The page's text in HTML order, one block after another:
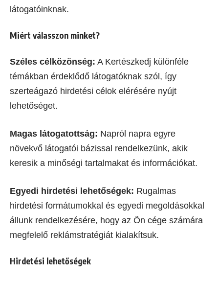
látogatóinknak.
Miért válasszon minket?
Széles célközönség: A Kertészkedj különféle
témákban érdeklődő látogatóknak szól, így
szerteágazó hirdetési célok elérésére nyújt
lehetőséget.
Magas látogatottság: Napról napra egyre
növekvő látogatói bázissal rendelkezünk, akik
keresik a minőségi tartalmakat és információkat.
Egyedi hirdetési lehetőségek: Rugalmas
hirdetési formátumokkal és egyedi megoldásokkal
állunk rendelkezésére, hogy az Ön cége számára
megfelelő reklámstratégiát kialakítsuk.
Hirdetési lehetőségek